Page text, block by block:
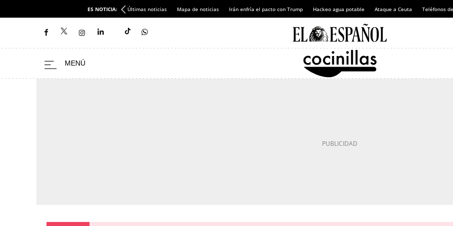
ES NOTICIA: Últimas noticias Mapa de noticias Irán enfría el pacto con Trump Hackeo agua potable Ataque a Ceuta Teléfonos